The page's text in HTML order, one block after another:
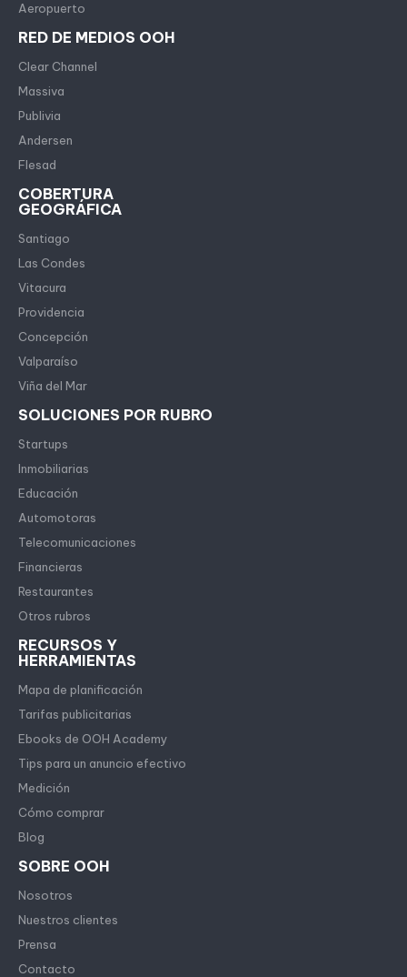
Aeropuerto
RED DE MEDIOS OOH
Clear Channel
Massiva
Publivia
Andersen
Flesad
COBERTURA
GEOGRÁFICA
Santiago
Las Condes
Vitacura
Providencia
Concepción
Valparaíso
Viña del Mar
SOLUCIONES POR RUBRO
Startups
Inmobiliarias
Educación
Automotoras
Telecomunicaciones
Financieras
Restaurantes
Otros rubros
RECURSOS Y
HERRAMIENTAS
Mapa de planificación
Tarifas publicitarias
Ebooks de OOH Academy
Tips para un anuncio efectivo
Medición
Cómo comprar
Blog
SOBRE OOH
Nosotros
Nuestros clientes
Prensa
Contacto